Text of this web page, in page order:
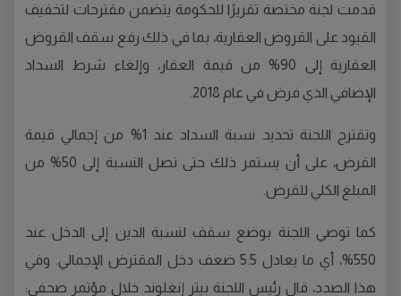
قدمت لجنة مختصة تقريرًا للحكومة يتضمن مقترحات لتخفيف
القيود على القروض العقارية، بما في ذلك رفع سقف القروض
العقارية إلى 90% من قيمة العقار، وإلغاء شرط السداد
الإضافي الذي فرض في عام 2018.
وتقترح اللجنة تحديد نسبة السداد عند 1% من إجمالي قيمة
القرض، على أن يستمر ذلك حتى تصل النسبة إلى 50% من
المبلغ الكلي للقرض.
كما توصي اللجنة بوضع سقف لنسبة الدين إلى الدخل عند
550%، أي ما يعادل 5.5 ضعف دخل المقترض الإجمالي. وفي
هذا الصدد، قال رئيس اللجنة بيتر إنغلوند خلال مؤتمر صحفي: